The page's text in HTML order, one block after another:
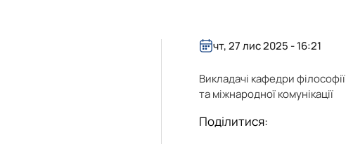
чт, 27 лис 2025 - 16:21
Викладачі кафедри філософії
та міжнародної комунікації
Поділитися: